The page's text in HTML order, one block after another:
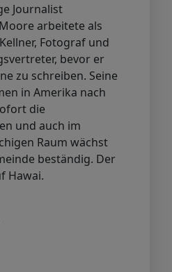
Journalist
arbeitete als
Fotograf und
bevor er
zu schreiben. Seine
in Amerika nach
die
und auch im
Raum wächst
beständig. Der
Hawai.